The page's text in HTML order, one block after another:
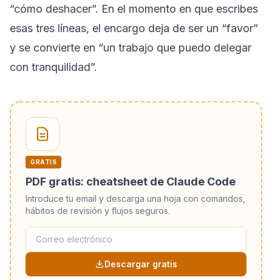
“cómo deshacer”. En el momento en que escribes
esas tres líneas, el encargo deja de ser un “favor”
y se convierte en “un trabajo que puedo delegar
con tranquilidad”.
GRATIS
PDF gratis: cheatsheet de Claude Code
Introduce tu email y descarga una hoja con comandos,
hábitos de revisión y flujos seguros.
Descargar gratis